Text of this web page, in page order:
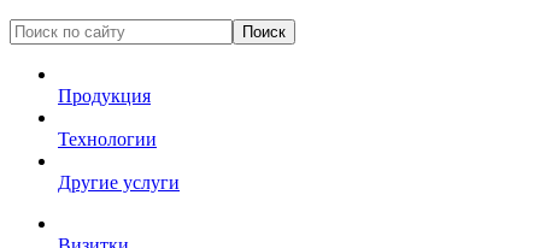
Продукция
Технологии
Другие услуги